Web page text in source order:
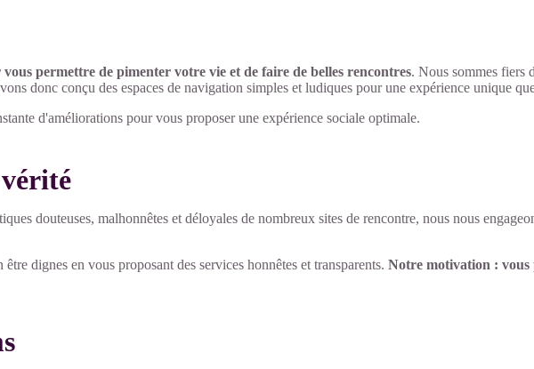
permettre de pimenter votre vie et de faire de belles rencontres. Nous sommes fiers
donc conçu des espaces de navigation simples et ludiques pour une expérience unique
d'améliorations pour vous proposer une expérience sociale optimale.
douteuses, malhonnêtes et déloyales de nombreux sites de rencontre, nous nous
dignes en vous proposant des services honnêtes et transparents. Notre motivation : vous